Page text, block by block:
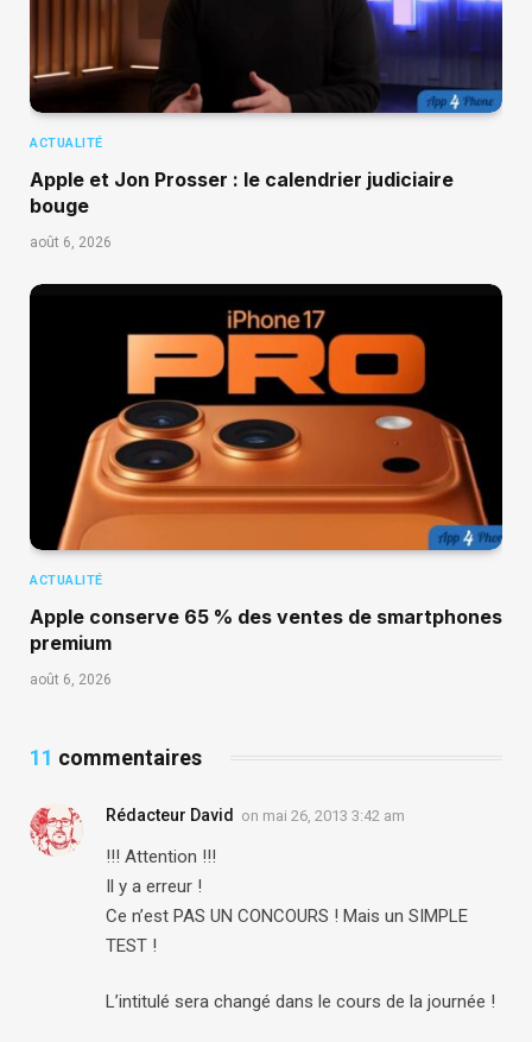
ACTUALITÉ
Apple et Jon Prosser : le calendrier judiciaire
bouge
août 6, 2026
ACTUALITÉ
Apple conserve 65 % des ventes de smartphones
premium
août 6, 2026
11 commentaires
Rédacteur David on mai 26, 2013 3:42 am
!!! Attention !!!
Il y a erreur !
Ce n’est PAS UN CONCOURS ! Mais un SIMPLE
TEST !
L’intitulé sera changé dans le cours de la journée !